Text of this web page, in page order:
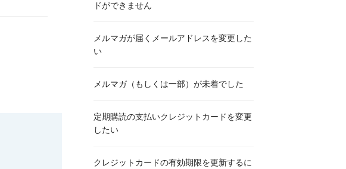
ドができません
メルマガが届くメールアドレスを変更した
い
メルマガ（もしくは一部）が未着でした
定期購読の支払いクレジットカードを変更
したい
クレジットカードの有効期限を更新するに